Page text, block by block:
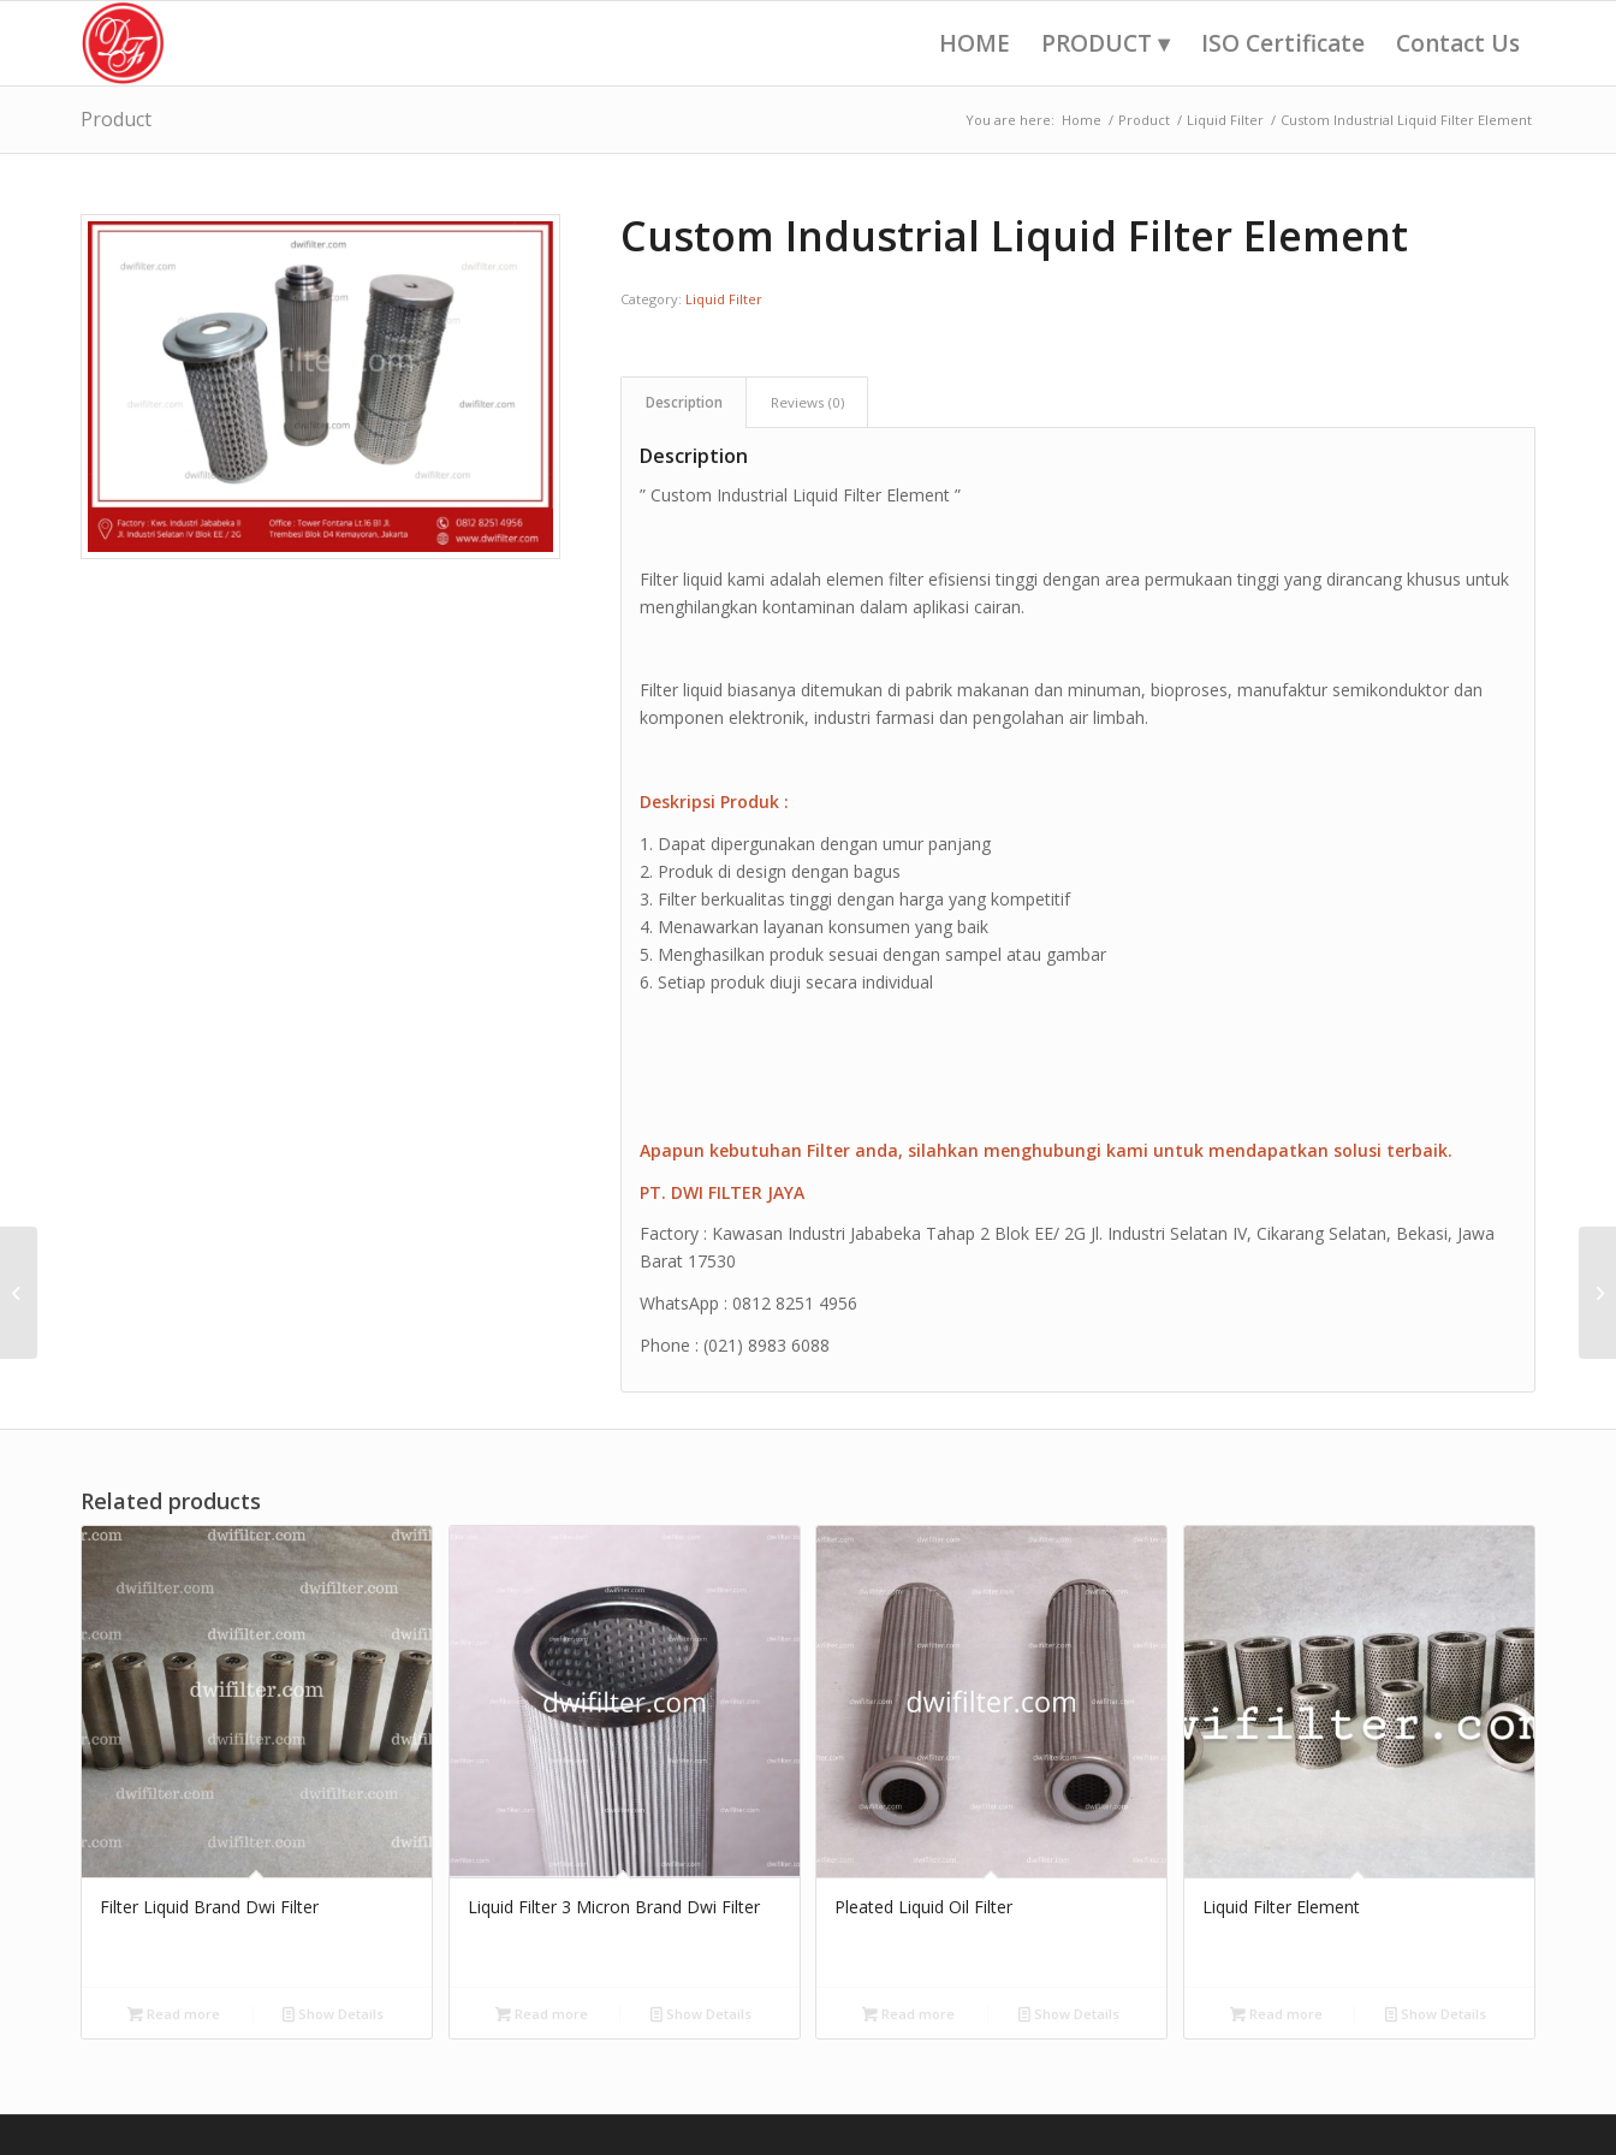
HOME PRODUCT ▾ ISO Certificate Contact Us
Product You are here: Home / Product / Liquid Filter / Custom Industrial Liquid Filter Element
Custom Industrial Liquid Filter Element
Category: Liquid Filter
Description Reviews (0)
Description
” Custom Industrial Liquid Filter Element ”
Filter liquid kami adalah elemen filter efisiensi tinggi dengan area permukaan tinggi yang dirancang khusus untuk
menghilangkan kontaminan dalam aplikasi cairan.
Filter liquid biasanya ditemukan di pabrik makanan dan minuman, bioproses, manufaktur semikonduktor dan
komponen elektronik, industri farmasi dan pengolahan air limbah.
Deskripsi Produk :
1. Dapat dipergunakan dengan umur panjang
2. Produk di design dengan bagus
3. Filter berkualitas tinggi dengan harga yang kompetitif
4. Menawarkan layanan konsumen yang baik
5. Menghasilkan produk sesuai dengan sampel atau gambar
6. Setiap produk diuji secara individual
Apapun kebutuhan Filter anda, silahkan menghubungi kami untuk mendapatkan solusi terbaik.
PT. DWI FILTER JAYA
Factory : Kawasan Industri Jababeka Tahap 2 Blok EE/ 2G Jl. Industri Selatan IV, Cikarang Selatan, Bekasi, Jawa
Barat 17530
WhatsApp : 0812 8251 4956
Phone : (021) 8983 6088
Related products
Filter Liquid Brand Dwi Filter
Read more Show Details
Liquid Filter 3 Micron Brand Dwi Filter
Read more Show Details
Pleated Liquid Oil Filter
Read more Show Details
Liquid Filter Element
Read more Show Details